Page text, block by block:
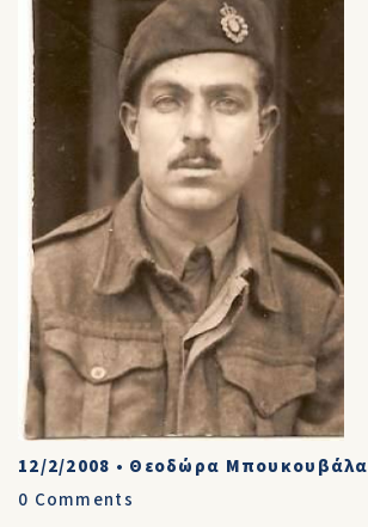
12/2/2008 • Θεοδώρα Μπουκουβάλα
0 Comments